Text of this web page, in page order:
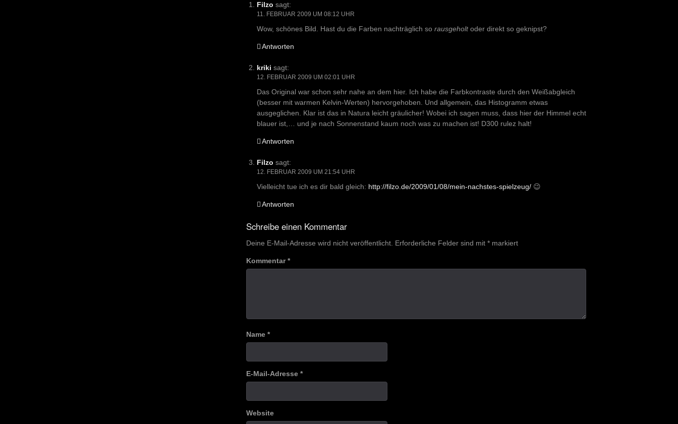
Filzo sagt:
11. FEBRUAR 2009 UM 08:12 UHR
Wow, schönes Bild. Hast du die Farben nachträglich so rausgeholtoder direkt so geknipst?
Antworten
kriki sagt:
12. FEBRUAR 2009 UM 02:01 UHR
Das Original war schon sehr nahe an dem hier. Ich habe die Farbkontraste durch den Weißabgleich
(besser mit warmen Kelvin-Werten) hervorgehoben. Und allgemein, das Histogramm etwas
ausgeglichen. Klar ist das in Natura leicht gräulicher! Wobei ich sagen muss, dass hier der Himmel echt
blauer ist,… und je nach Sonnenstand kaum noch was zu machen ist! D300 rulez halt!
Antworten
Filzo sagt:
12. FEBRUAR 2009 UM 21:54 UHR
Vielleicht tue ich es dir bald gleich: http://filzo.de/2009/01/08/mein-nachstes-spielzeug/ 😉
Antworten
Schreibe einen Kommentar
Deine E-Mail-Adresse wird nicht veröffentlicht. Erforderliche Felder sind mit * markiert
Kommentar*
Name *
E-Mail-Adresse *
Website